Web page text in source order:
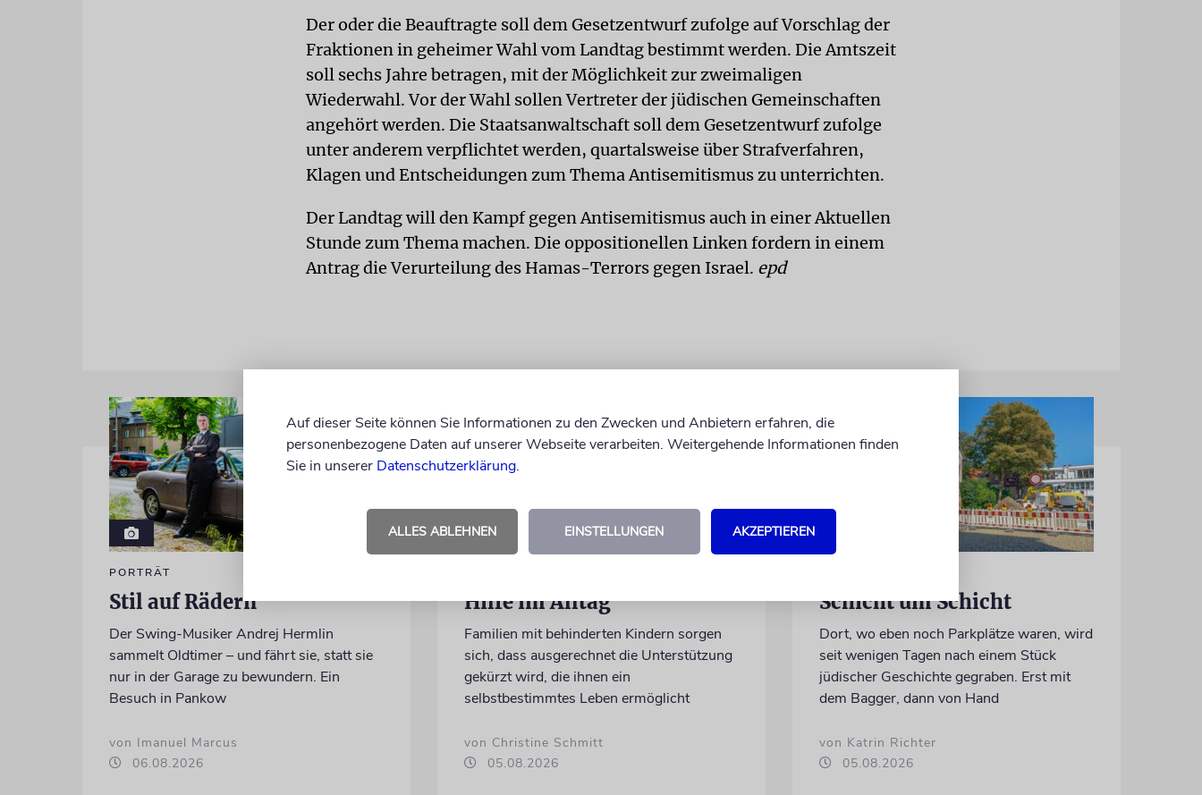
Der oder die Beauftragte soll dem Gesetzentwurf zufolge auf Vorschlag der
Fraktionen in geheimer Wahl vom Landtag bestimmt werden. Die Amtszeit
soll sechs Jahre betragen, mit der Möglichkeit zur zweimaligen
Wiederwahl. Vor der Wahl sollen Vertreter der jüdischen Gemeinschaften
angehört werden. Die Staatsanwaltschaft soll dem Gesetzentwurf zufolge
unter anderem verpflichtet werden, quartalsweise über Strafverfahren,
Klagen und Entscheidungen zum Thema Antisemitismus zu unterrichten.
Der Landtag will den Kampf gegen Antisemitismus auch in einer Aktuellen
Stunde zum Thema machen. Die oppositionellen Linken fordern in einem
Antrag die Verurteilung des Hamas-Terrors gegen Israel. epd
PORTRÄT
Stil auf Rädern
Der Swing-Musiker Andrej Hermlin
sammelt Oldtimer – und fährt sie, statt sie
nur in der Garage zu bewundern. Ein
Besuch in Pankow
von Imanuel Marcus
06.08.2026
Hilfe im Alltag
Familien mit behinderten Kindern sorgen
sich, dass ausgerechnet die Unterstützung
gekürzt wird, die ihnen ein
selbstbestimmtes Leben ermöglicht
von Christine Schmitt
05.08.2026
Schicht um Schicht
Dort, wo eben noch Parkplätze waren, wird
seit wenigen Tagen nach einem Stück
jüdischer Geschichte gegraben. Erst mit
dem Bagger, dann von Hand
von Katrin Richter
05.08.2026
Auf dieser Seite können Sie Informationen zu den Zwecken und Anbietern erfahren, die
personenbezogene Daten auf unserer Webseite verarbeiten. Weitergehende Informationen finden
Sie in unserer Datenschutzerklärung.
ALLES ABLEHNEN EINSTELLUNGEN AKZEPTIEREN